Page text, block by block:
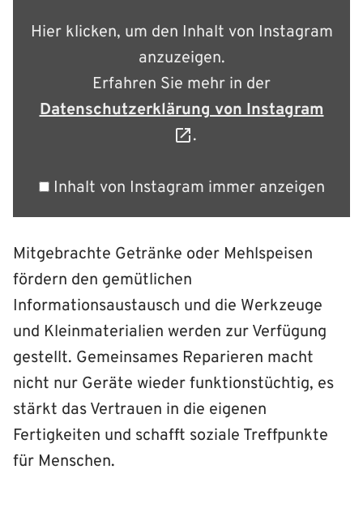
anzeigen
Hier klicken, um den Inhalt von Instagram
anzuzeigen.
Erfahren Sie mehr in der
Datenschutzerklärung von Instagram
.
Inhalt von Instagram immer anzeigen
Mitgebrachte Getränke oder Mehlspeisen
fördern den gemütlichen
Informationsaustausch und die Werkzeuge
und Kleinmaterialien werden zur Verfügung
gestellt. Gemeinsames Reparieren macht
nicht nur Geräte wieder funktionstüchtig, es
stärkt das Vertrauen in die eigenen
Fertigkeiten und schafft soziale Treffpunkte
für Menschen.